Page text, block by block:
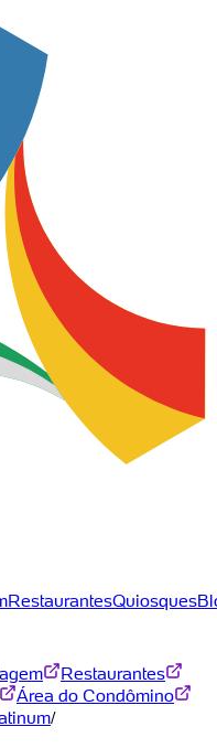
RestaurantesQuiosques
Restaurantes
Área do Condômino
/